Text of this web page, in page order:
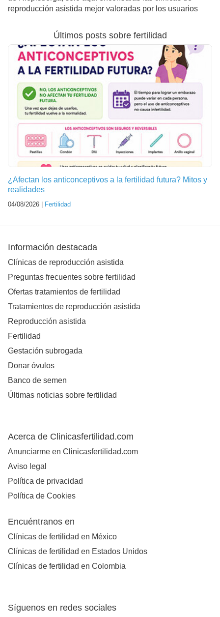
reproducción asistida mejor valoradas por los usuarios
Últimos posts sobre fertilidad
¿Afectan los anticonceptivos a la fertilidad futura? Mitos y
realidades
04/08/2026 | Fertilidad
Información destacada
Clínicas de reproducción asistida
Preguntas frecuentes sobre fertilidad
Ofertas tratamientos de fertilidad
Tratamientos de reproducción asistida
Reproducción asistida
Fertilidad
Gestación subrogada
Donar óvulos
Banco de semen
Últimas noticias sobre fertilidad
Acerca de Clinicasfertilidad.com
Anunciarme en Clinicasfertilidad.com
Aviso legal
Política de privacidad
Política de Cookies
Encuéntranos en
Clínicas de fertilidad en México
Clínicas de fertilidad en Estados Unidos
Clínicas de fertilidad en Colombia
Síguenos en redes sociales